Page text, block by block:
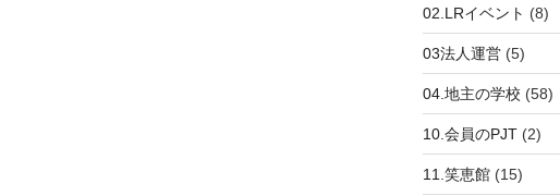
02.LRイベント (8)
03法人運営(5)
04.地主の学校 (58)
10.会員のPJT(2)
11.笑恵館(15)